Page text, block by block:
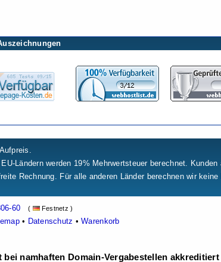
Ländern werden 19% Mehrwertsteuer berechnet. Kunden
Rechnung. Für alle anderen Länder berechnen wir keine
60 ( Festnetz )
• Datenschutz •Warenkorb
namhaften Domain-Vergabestellen akkreditiert